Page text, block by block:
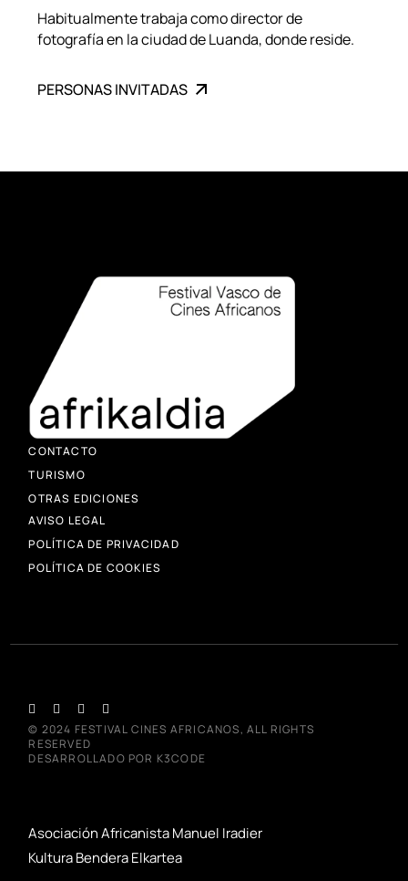
Habitualmente trabaja como director de
fotografía en la ciudad de Luanda, donde reside.
PERSONAS INVITADAS
CONTACTO
TURISMO
OTRAS EDICIONES
AVISO LEGAL
POLÍTICA DE PRIVACIDAD
POLÍTICA DE COOKIES
© 2024 FESTIVAL CINES AFRICANOS, ALL RIGHTS
RESERVED
DESARROLLADO POR K3CODE
Asociación Africanista Manuel Iradier
Kultura Bendera Elkartea